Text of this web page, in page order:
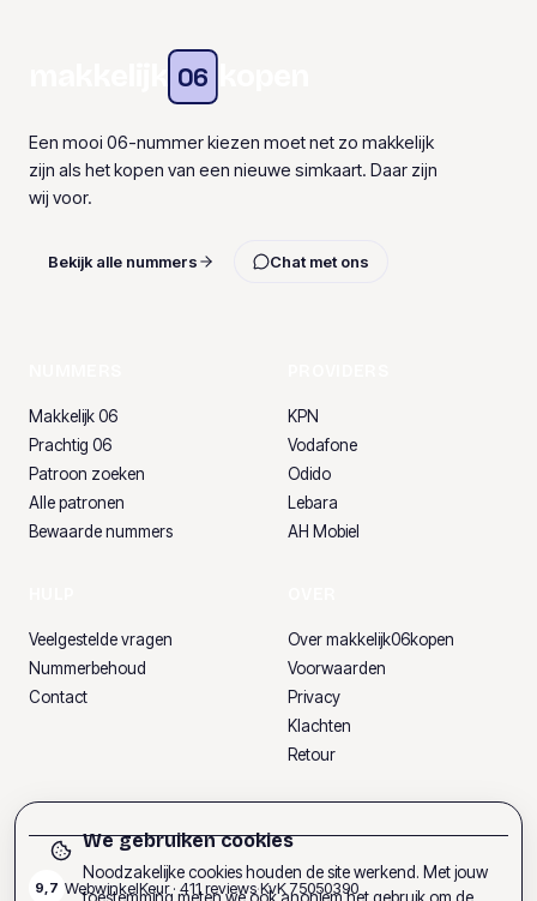
06
Een mooi 06-nummer kiezen moet net zo makkelijk
zijn als het kopen van een nieuwe simkaart. Daar zijn
wij voor.
Bekijk alle nummers Chat met ons
Makkelijk 06
Prachtig 06
Patroon zoeken
Alle patronen
Bewaarde nummers
KPN
Vodafone
Odido
Lebara
AH Mobiel
Veelgestelde vragen
Nummerbehoud
Contact
Over makkelijk06kopen
Voorwaarden
Privacy
Klachten
Retour
9,7 WebwinkelKeur · 411reviews·KvK75050390
We gebruiken cookies
Noodzakelijke cookies houden de site werkend. Met jouw